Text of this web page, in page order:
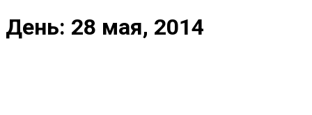
День: 28 мая, 2014